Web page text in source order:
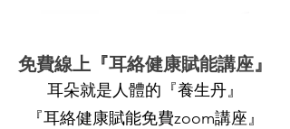
免費線上『耳絡健康賦能講座』
耳朵就是人體的『養生丹』
『耳絡健康賦能免費zoom講座』